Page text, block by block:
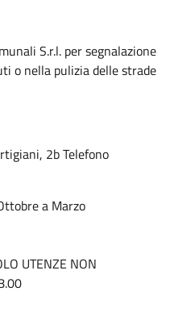
S.r.l. per segnalazione
o nella pulizia delle strade
2b Telefono
a Marzo
UTENZE NON